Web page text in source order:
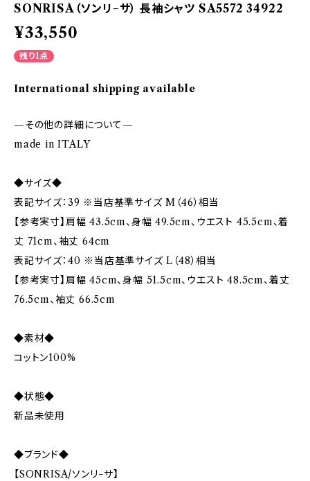
SONRISA（ソンリ−サ） 長袖シャツ SA5572 34922
¥33,550
残り1点
International shipping available
—その他の詳細について—
made in ITALY
◆サイズ◆
表記サイズ：39 ※当店基準サイズ M（46）相当
【参考実寸】肩幅 43.5cm、身幅 49.5cm、ウエスト 45.5cm、着
丈 71cm、袖丈 64cm
表記サイズ：40 ※当店基準サイズ L（48）相当
【参考実寸】肩幅 45cm、身幅 51.5cm、ウエスト 48.5cm、着丈
76.5cm、袖丈 66.5cm
◆素材◆
コットン100%
◆状態◆
新品未使用
◆ブランド◆
【SONRISA/ソンリ−サ】